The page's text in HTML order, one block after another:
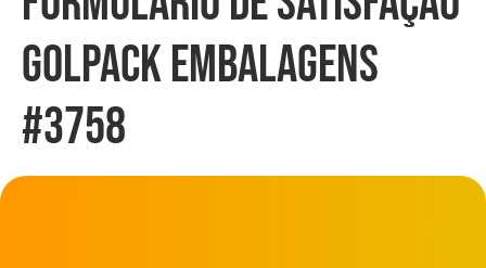
Golpack Embalagens
#3758